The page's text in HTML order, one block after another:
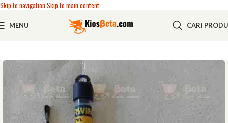
Skip to navigationSkip to main content
MENU CARI